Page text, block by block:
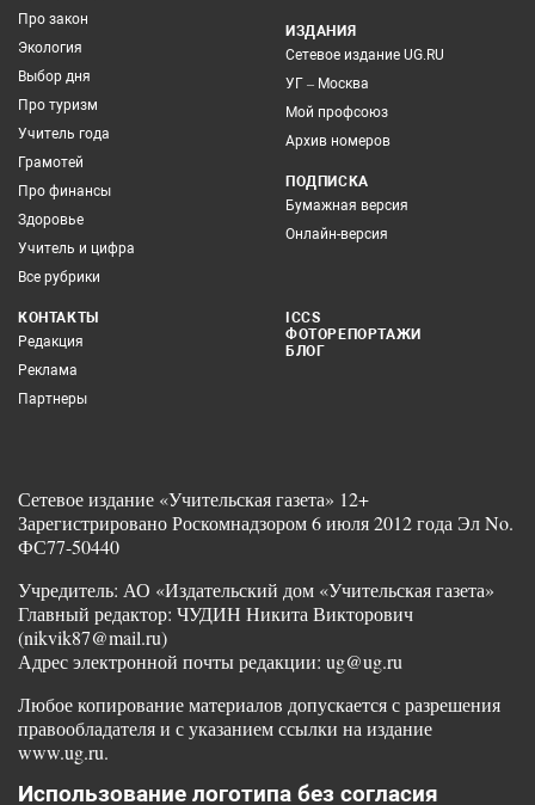
Про закон
Экология
Выбор дня
Про туризм
Учитель года
Грамотей
Про финансы
Здоровье
Учитель и цифра
Все рубрики
ИЗДАНИЯ
Сетевое издание UG.RU
УГ – Москва
Мой профсоюз
Архив номеров
ПОДПИСКА
Бумажная версия
Онлайн-версия
КОНТАКТЫ
Редакция
Реклама
Партнеры
ICCS
ФОТОРЕПОРТАЖИ
БЛОГ
Сетевое издание «Учительская газета» 12+
Зарегистрировано Роскомнадзором 6 июля 2012 года Эл No.
ФС77-50440
Учредитель: АО «Издательский дом «Учительская газета»
Главный редактор: ЧУДИН Никита Викторович
(nikvik87@mail.ru)
Адрес электронной почты редакции: ug@ug.ru
Любое копирование материалов допускается с разрешения
правообладателя и с указанием ссылки на издание
www.ug.ru.
Использование логотипа без согласия